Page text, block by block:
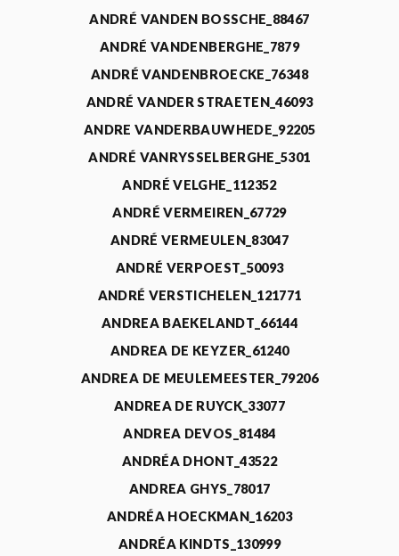
ANDRÉ VANDEN BOSSCHE_88467
ANDRÉ VANDENBERGHE_7879
ANDRÉ VANDENBROECKE_76348
ANDRÉ VANDER STRAETEN_46093
ANDRE VANDERBAUWHEDE_92205
ANDRÉ VANRYSSELBERGHE_5301
ANDRÉ VELGHE_112352
ANDRÉ VERMEIREN_67729
ANDRÉ VERMEULEN_83047
ANDRÉ VERPOEST_50093
ANDRÉ VERSTICHELEN_121771
ANDREA BAEKELANDT_66144
ANDREA DE KEYZER_61240
ANDREA DE MEULEMEESTER_79206
ANDREA DE RUYCK_33077
ANDREA DEVOS_81484
ANDRÉA DHONT_43522
ANDREA GHYS_78017
ANDRÉA HOECKMAN_16203
ANDRÉA KINDTS_130999